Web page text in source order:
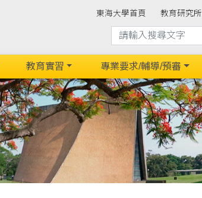
東海大學首頁 教育研究所
教育實習 專業要求/輔導/預審